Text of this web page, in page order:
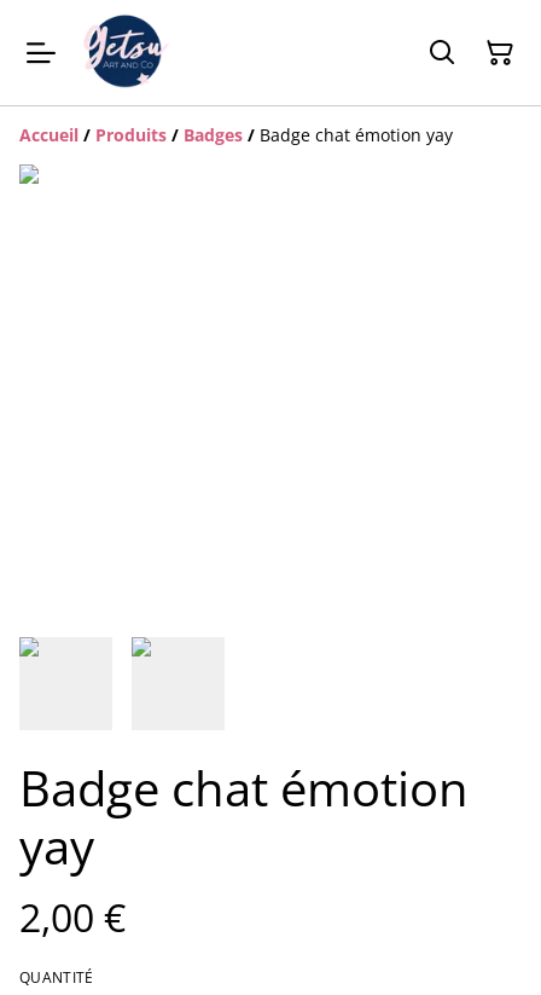
Accueil / Produits / Badges / Badge chat émotion yay
Badge chat émotion
yay
2,00 €
QUANTITÉ